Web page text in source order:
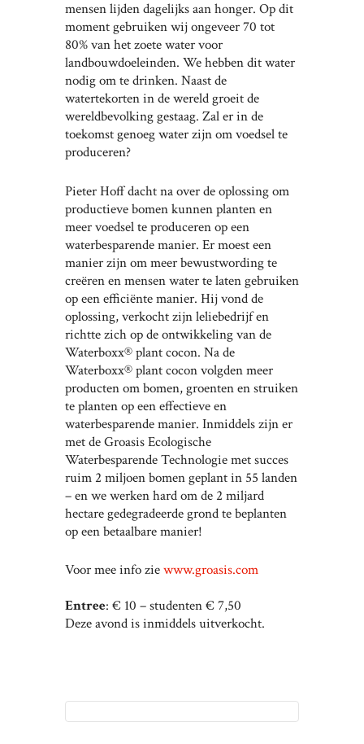
mensen lijden dagelijks aan honger. Op dit
moment gebruiken wij ongeveer 70 tot
80% van het zoete water voor
landbouwdoeleinden. We hebben dit water
nodig om te drinken. Naast de
watertekorten in de wereld groeit de
wereldbevolking gestaag. Zal er in de
toekomst genoeg water zijn om voedsel te
produceren?
Pieter Hoff dacht na over de oplossing om
productieve bomen kunnen planten en
meer voedsel te produceren op een
waterbesparende manier. Er moest een
manier zijn om meer bewustwording te
creëren en mensen water te laten gebruiken
op een efficiënte manier. Hij vond de
oplossing, verkocht zijn leliebedrijf en
richtte zich op de ontwikkeling van de
Waterboxx® plant cocon. Na de
Waterboxx® plant cocon volgden meer
producten om bomen, groenten en struiken
te planten op een effectieve en
waterbesparende manier. Inmiddels zijn er
met de Groasis Ecologische
Waterbesparende Technologie met succes
ruim 2 miljoen bomen geplant in 55 landen
– en we werken hard om de 2 miljard
hectare gedegradeerde grond te beplanten
op een betaalbare manier!
Voor mee info ziewww.groasis.com
Entree: € 10 – studenten € 7,50
Deze avond is inmiddels uitverkocht.